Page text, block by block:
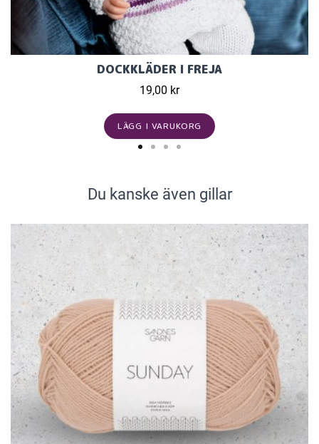
DOCKKLÄDER I FREJA
19,00 kr
LÄGG I VARUKORG
Du kanske även gillar